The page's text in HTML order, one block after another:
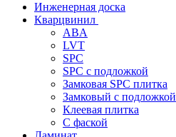
Инженерная доска
Кварцвинил
ABA
LVT
SPC
SPC с подложкой
Замковая SPC плитка
Замковый с подложкой
Клеевая плитка
С фаской